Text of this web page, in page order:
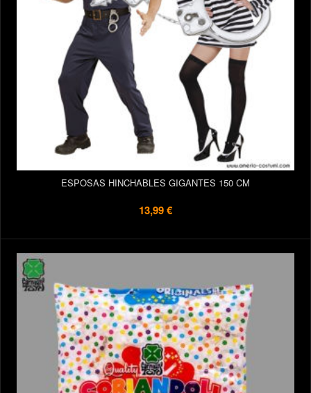
ESPOSAS HINCHABLES GIGANTES 150 CM
13,99 €